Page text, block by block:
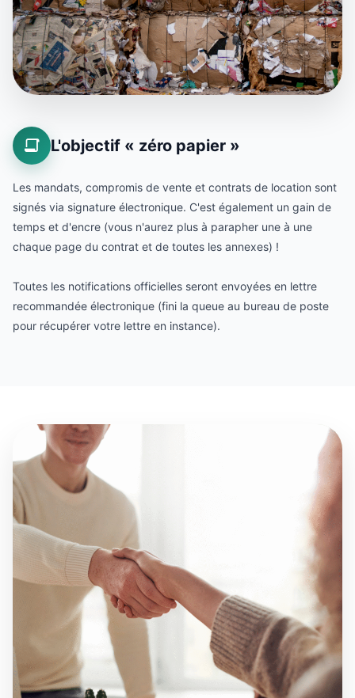
L'objectif « zéro papier »
Les mandats, compromis de vente et contrats de location sont
signés via signature électronique. C'est également un gain de
temps et d'encre (vous n'aurez plus à parapher une à une
chaque page du contrat et de toutes les annexes) !
Toutes les notifications officielles seront envoyées en lettre
recommandée électronique (fini la queue au bureau de poste
pour récupérer votre lettre en instance).